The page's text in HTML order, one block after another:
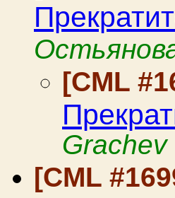
[CML
Grachev
[CML